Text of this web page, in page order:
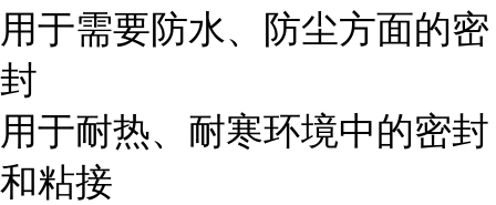
用于需要防水、防尘方面的密
封
用于耐热、耐寒环境中的密封
和粘接